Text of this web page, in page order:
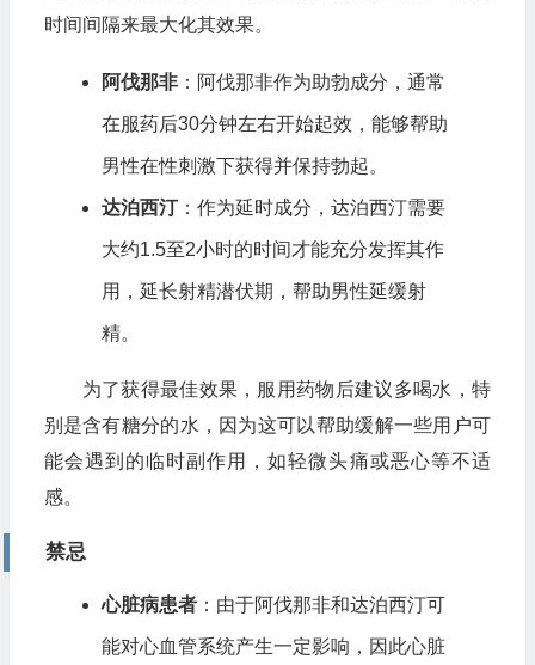
时间间隔来最大化其效果。
阿伐那非：阿伐那非作为助勃成分，通常
在服药后30分钟左右开始起效，能够帮助
男性在性刺激下获得并保持勃起。
达泊西汀：作为延时成分，达泊西汀需要
大约1.5至2小时的时间才能充分发挥其作
用，延长射精潜伏期，帮助男性延缓射
精。
为了获得最佳效果，服用药物后建议多喝水，特
别是含有糖分的水，因为这可以帮助缓解一些用户可
能会遇到的临时副作用，如轻微头痛或恶心等不适
感。
禁忌
心脏病患者：由于阿伐那非和达泊西汀可
能对心血管系统产生一定影响，因此心脏